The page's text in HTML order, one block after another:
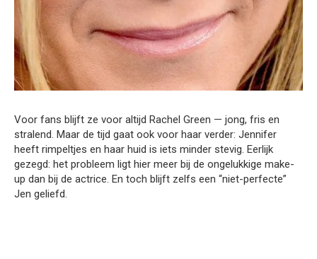
Voor fans blijft ze voor altijd Rachel Green — jong, fris en
stralend. Maar de tijd gaat ook voor haar verder: Jennifer
heeft rimpeltjes en haar huid is iets minder stevig. Eerlijk
gezegd: het probleem ligt hier meer bij de ongelukkige make-
up dan bij de actrice. En toch blijft zelfs een “niet-perfecte”
Jen geliefd.